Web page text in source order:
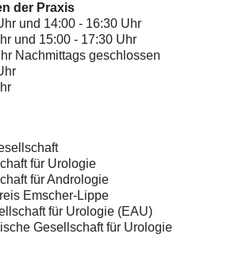
der Praxis
und 14:00 - 16:30 Uhr
und 15:00 - 17:30 Uhr
Nachmittags geschlossen
für Urologie
für Andrologie
Emscher-Lippe
für Urologie (EAU)
Gesellschaft für Urologie